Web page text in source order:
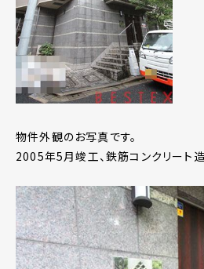
物件外観のお写真です。
2005年5月竣工、鉄筋コンクリート